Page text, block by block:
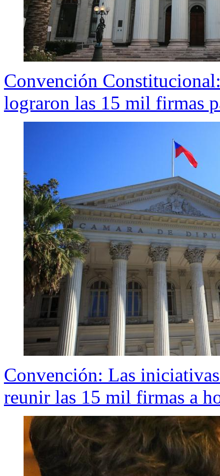
Convención
lograron las 15 mil firmas
Convención: Las
reunir las 15 mil firmas a